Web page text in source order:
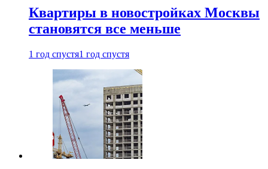
Квартиры в новостройках Москвы
становятся все меньше
1 год спустя1 год спустя